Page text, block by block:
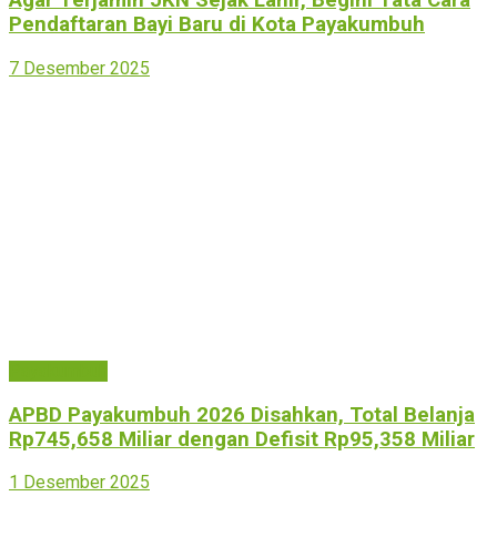
Pendaftaran Bayi Baru di Kota Payakumbuh
7 Desember 2025
APBD Payakumbuh 2026 Disahkan, Total Belanja
Rp745,658 Miliar dengan Defisit Rp95,358 Miliar
1 Desember 2025